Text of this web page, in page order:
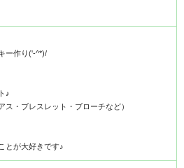
ー作り('-^*)/
♪
ス・ブレスレット・ブローチなど）
とが大好きです♪